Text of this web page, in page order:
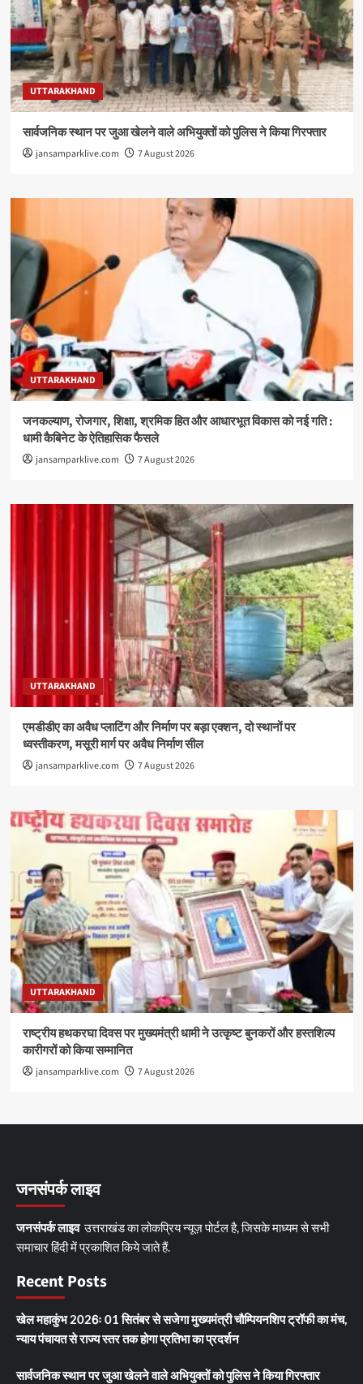
UTTARAKHAND
सार्वजनिक स्थान पर जुआ खेलने वाले अभियुक्तों को पुलिस ने किया गिरफ्तार
jansamparklive.com 7 August 2026
UTTARAKHAND
जनकल्याण, रोजगार, शिक्षा, श्रमिक हित और आधारभूत विकास को नई गति :
धामी कैबिनेट के ऐतिहासिक फैसले
jansamparklive.com 7 August 2026
UTTARAKHAND
एमडीडीए का अवैध प्लाटिंग और निर्माण पर बड़ा एक्शन, दो स्थानों पर
ध्वस्तीकरण, मसूरी मार्ग पर अवैध निर्माण सील
jansamparklive.com 7 August 2026
UTTARAKHAND
राष्ट्रीय हथकरघा दिवस पर मुख्यमंत्री धामी ने उत्कृष्ट बुनकरों और हस्तशिल्प
कारीगरों को किया सम्मानित
jansamparklive.com 7 August 2026
जनसंपर्क लाइव
जनसंपर्क लाइवउत्तराखंड का लोकप्रिय न्यूज़ पोर्टल है, जिसके माध्यम से सभी
समाचार हिंदी में प्रकाशित किये जाते हैं.
Recent Posts
खेल महाकुंभ 2026ः 01 सितंबर से सजेगा मुख्यमंत्री चौम्पियनशिप ट्रॉफी का मंच,
न्याय पंचायत से राज्य स्तर तक होगा प्रतिभा का प्रदर्शन
सार्वजनिक स्थान पर जुआ खेलने वाले अभियुक्तों को पुलिस ने किया गिरफ्तार